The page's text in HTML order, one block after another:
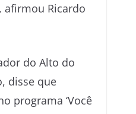
afirmou Ricardo
do Alto do
disse que
programa ‘Você